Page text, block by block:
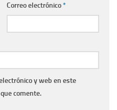
Correo electrónico*
y web en este
comente.